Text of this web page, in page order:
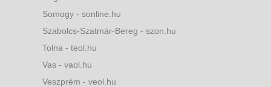
Somogy - sonline.hu
Szabolcs-Szatmár-Bereg - szon.hu
Tolna - teol.hu
Vas - vaol.hu
Veszprém - veol.hu